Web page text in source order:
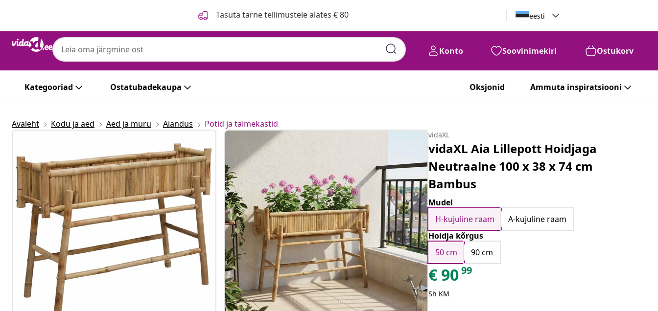
Tasuta tarne tellimustele alates € 80 eesti
Konto Soovinimekiri Ostukorv
Kategooriad Ostatubadekaupa Oksjonid Ammuta inspiratsiooni
Avaleht Kodu ja aed Aed ja muru Aiandus Potid ja taimekastid
vidaXL
vidaXL Aia Lillepott Hoidjaga
Neutraalne 100 x 38 x 74 cm
Bambus
Mudel
H-kujuline raam
A-kujuline raam
Hoidja kõrgus
50 cm
90 cm
€ 9099
Sh KM